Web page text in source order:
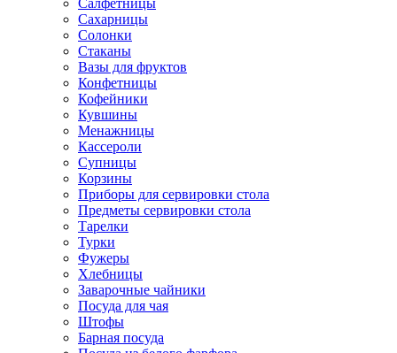
Салфетницы
Сахарницы
Солонки
Стаканы
Вазы для фруктов
Конфетницы
Кофейники
Кувшины
Менажницы
Кассероли
Супницы
Корзины
Приборы для сервировки стола
Предметы сервировки стола
Тарелки
Турки
Фужеры
Хлебницы
Заварочные чайники
Посуда для чая
Штофы
Барная посуда